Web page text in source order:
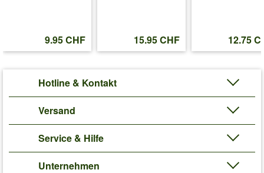
9.95 CHF 15.95 CHF 12.75
Hotline & Kontakt
Versand
Service & Hilfe
Unternehmen